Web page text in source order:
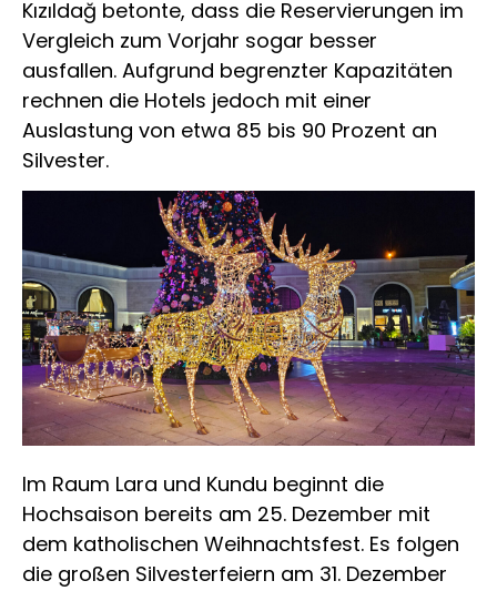
Kızıldağ betonte, dass die Reservierungen im
Vergleich zum Vorjahr sogar besser
ausfallen. Aufgrund begrenzter Kapazitäten
rechnen die Hotels jedoch mit einer
Auslastung von etwa 85 bis 90 Prozent an
Silvester.
Im Raum Lara und Kundu beginnt die
Hochsaison bereits am 25. Dezember mit
dem katholischen Weihnachtsfest. Es folgen
die großen Silvesterfeiern am 31. Dezember